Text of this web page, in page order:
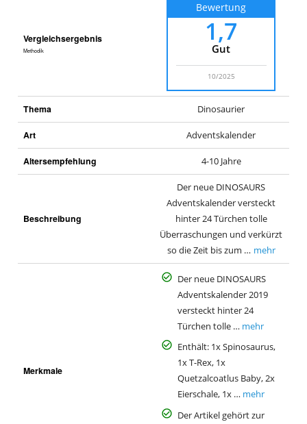
Vergleichsergebnis
Methodik
Bewertung
1,7
Gut
10/2025
Thema Dinosaurier
Art Adventskalender
Altersempfehlung 4-10 Jahre
Beschreibung
Der neue DINOSAURS
Adventskalender versteckt
hinter 24 Türchen tolle
Überraschungen und verkürzt
so die Zeit bis zum … mehr
Merkmale
Der neue DINOSAURS
Adventskalender 2019
versteckt hinter 24
Türchen tolle … mehr
Enthält: 1x Spinosaurus,
1x T-Rex, 1x
Quetzalcoatlus Baby, 2x
Eierschale, 1x … mehr
Der Artikel gehört zur